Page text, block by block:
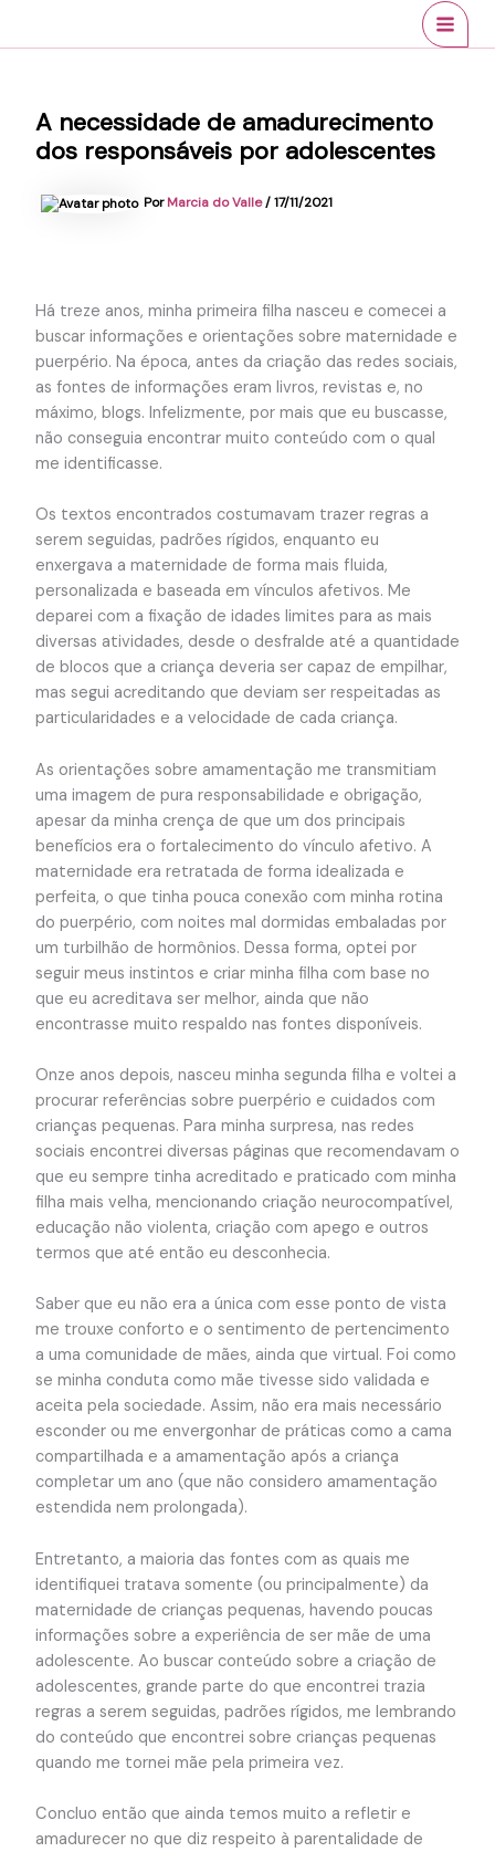
A necessidade de amadurecimento
dos responsáveis por adolescentes
PorMarcia do Valle/17/11/2021
Há treze anos, minha primeira filha nasceu e comecei a
buscar informações e orientações sobre maternidade e
puerpério. Na época, antes da criação das redes sociais,
as fontes de informações eram livros, revistas e, no
máximo, blogs. Infelizmente, por mais que eu buscasse,
não conseguia encontrar muito conteúdo com o qual
me identificasse.
Os textos encontrados costumavam trazer regras a
serem seguidas, padrões rígidos, enquanto eu
enxergava a maternidade de forma mais fluida,
personalizada e baseada em vínculos afetivos. Me
deparei com a fixação de idades limites para as mais
diversas atividades, desde o desfralde até a quantidade
de blocos que a criança deveria ser capaz de empilhar,
mas segui acreditando que deviam ser respeitadas as
particularidades e a velocidade de cada criança.
As orientações sobre amamentação me transmitiam
uma imagem de pura responsabilidade e obrigação,
apesar da minha crença de que um dos principais
benefícios era o fortalecimento do vínculo afetivo. A
maternidade era retratada de forma idealizada e
perfeita, o que tinha pouca conexão com minha rotina
do puerpério, com noites mal dormidas embaladas por
um turbilhão de hormônios. Dessa forma, optei por
seguir meus instintos e criar minha filha com base no
que eu acreditava ser melhor, ainda que não
encontrasse muito respaldo nas fontes disponíveis.
Onze anos depois, nasceu minha segunda filha e voltei a
procurar referências sobre puerpério e cuidados com
crianças pequenas. Para minha surpresa, nas redes
sociais encontrei diversas páginas que recomendavam o
que eu sempre tinha acreditado e praticado com minha
filha mais velha, mencionando criação neurocompatível,
educação não violenta, criação com apego e outros
termos que até então eu desconhecia.
Saber que eu não era a única com esse ponto de vista
me trouxe conforto e o sentimento de pertencimento
a uma comunidade de mães, ainda que virtual. Foi como
se minha conduta como mãe tivesse sido validada e
aceita pela sociedade. Assim, não era mais necessário
esconder ou me envergonhar de práticas como a cama
compartilhada e a amamentação após a criança
completar um ano (que não considero amamentação
estendida nem prolongada).
Entretanto, a maioria das fontes com as quais me
identifiquei tratava somente (ou principalmente) da
maternidade de crianças pequenas, havendo poucas
informações sobre a experiência de ser mãe de uma
adolescente. Ao buscar conteúdo sobre a criação de
adolescentes, grande parte do que encontrei trazia
regras a serem seguidas, padrões rígidos, me lembrando
do conteúdo que encontrei sobre crianças pequenas
quando me tornei mãe pela primeira vez.
Concluo então que ainda temos muito a refletir e
amadurecer no que diz respeito à parentalidade de